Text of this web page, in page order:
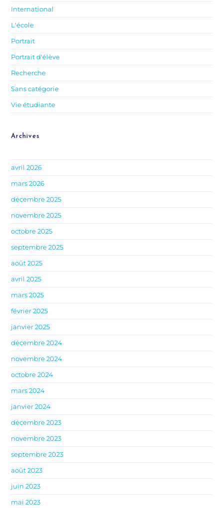
International
L'école
Portrait
Portrait d'élève
Recherche
Sans catégorie
Vie étudiante
Archives
avril 2026
mars 2026
décembre 2025
novembre 2025
octobre 2025
septembre 2025
août 2025
avril 2025
mars 2025
février 2025
janvier 2025
décembre 2024
novembre 2024
octobre 2024
mars 2024
janvier 2024
décembre 2023
novembre 2023
septembre 2023
août 2023
juin 2023
mai 2023